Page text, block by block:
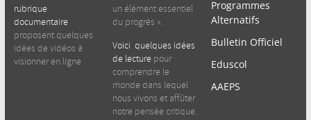
rubrique
documentaire
proposent quelques
idées de vidéos à
visionner en ligne
un élément essentiel
du progrès ».
Voici quelques idées
de lecture pour
comprendre le
monde dans lequel
nous vivons et affûter
notre pensée critique.
Programmes
Alternatifs
Bulletin Officiel
Eduscol
AAEPS